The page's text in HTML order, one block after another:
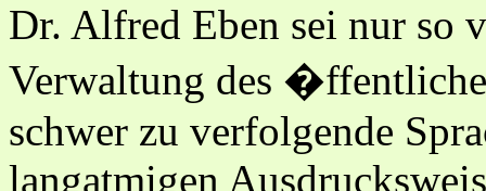
Dr. Alfred Eben sei nur so
Verwaltung des
schwer zu verfolgende
langatmigen